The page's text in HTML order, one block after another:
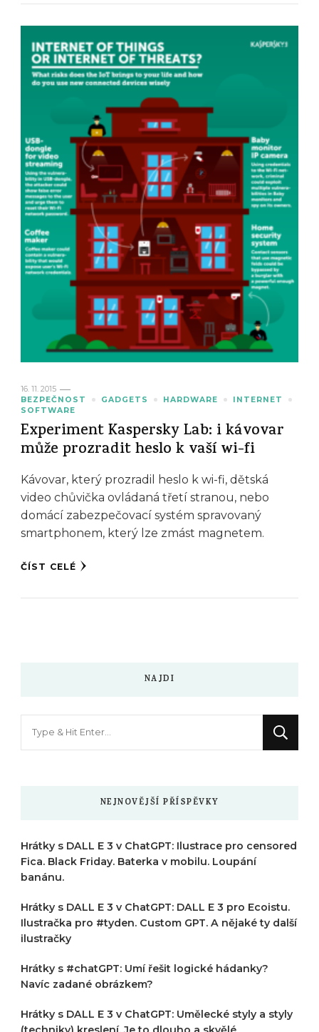
16. 11. 2015
BEZPEČNOST
GADGETS HARDWARE
INTERNET
SOFTWARE
Experiment Kaspersky Lab: i kávovar
může prozradit heslo k vaší wi-fi
Kávovar, který prozradil heslo k wi-fi, dětská
video chůvička ovládaná třetí stranou, nebo
domácí zabezpečovací systém spravovaný
smartphonem, který lze zmást magnetem.
ČÍST CELÉ
NAJDI
NEJNOVĚJŠÍ PŘÍSPĚVKY
Hrátky s DALL E 3 v ChatGPT: Ilustrace pro censored
Fica. Black Friday. Baterka v mobilu. Loupání
banánu.
Hrátky s DALL E 3 v ChatGPT: DALL E 3 pro Ecoistu.
Ilustračka pro #tyden. Custom GPT. A nějaké ty další
ilustračky
Hrátky s #chatGPT: Umí řešit logické hádanky?
Navíc zadané obrázkem?
Hrátky s DALL E 3 v ChatGPT: Umělecké styly a styly